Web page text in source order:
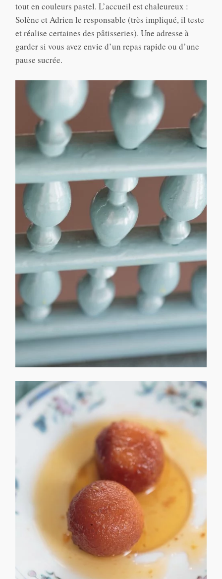
tout en couleurs pastel. L’accueil est chaleureux :
Solène et Adrien le responsable (très impliqué, il teste
et réalise certaines des pâtisseries). Une adresse à
garder si vous avez envie d’un repas rapide ou d’une
pause sucrée.